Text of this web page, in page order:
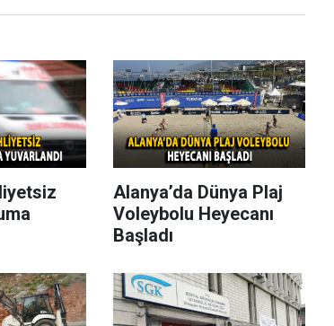
Alanya’da Dünya Plaj
Voleybolu Heyecanı
Başladı